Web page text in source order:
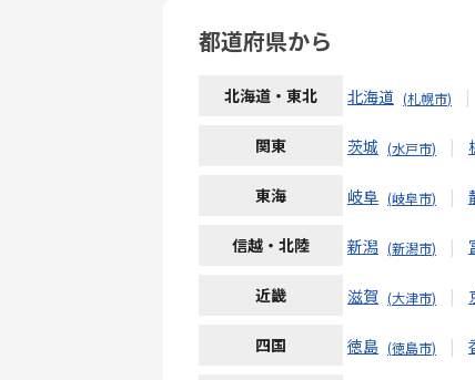
都道府県から
北海道・東北 北海道 札幌市
関東 茨城 水戸市
東海 岐阜 岐阜市
信越・北陸 新潟 新潟市
近畿 滋賀 大津市
四国 徳島 徳島市